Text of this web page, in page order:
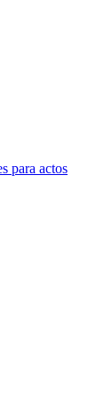
para actos